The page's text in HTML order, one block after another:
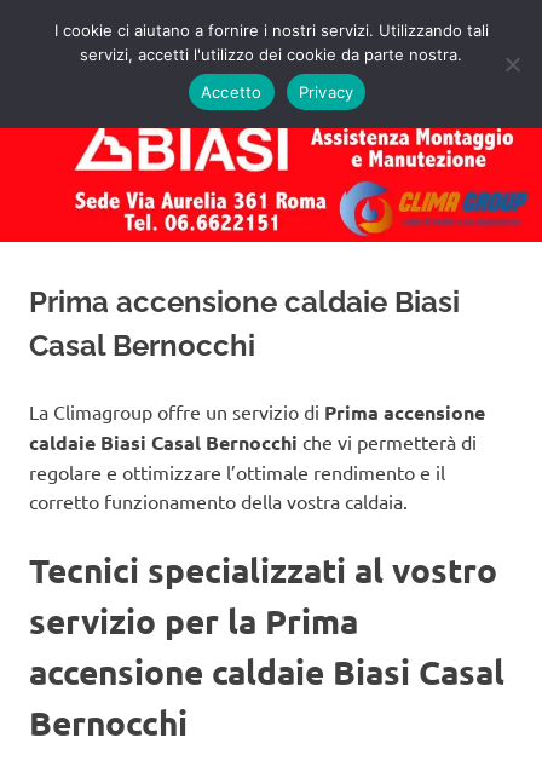
Assistenza
Caldaie
Biasi
Roma
Preventivo!
MENU
Prima accensione caldaie Biasi
Casal Bernocchi
La Climagroup offre un servizio di Prima accensione
caldaie Biasi Casal Bernocchi che vi permetterà di
regolare e ottimizzare l’ottimale rendimento e il
corretto funzionamento della vostra caldaia.
Tecnici specializzati al vostro
servizio per la Prima
accensione caldaie Biasi Casal
Bernocchi
I cookie ci aiutano a fornire i nostri servizi. Utilizzando tali
servizi, accetti l'utilizzo dei cookie da parte nostra.
Accetto
Privacy